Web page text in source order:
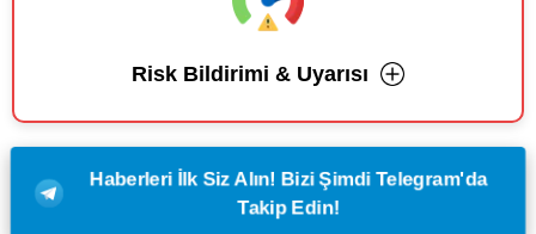
Risk Bildirimi & Uyarısı
Haberleri İlk Siz Alın! Bizi Şimdi Telegram'da
Takip Edin!